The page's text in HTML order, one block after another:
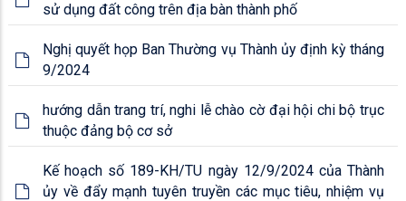
sử dụng đất công trên địa bàn thành phố
Nghị quyết họp Ban Thường vụ Thành ủy định kỳ tháng
9/2024
hướng dẫn trang trí, nghi lễ chào cờ đại hội chi bộ trục
thuộc đảng bộ cơ sở
Kế hoạch số 189-KH/TU ngày 12/9/2024 của Thành
ủy về đẩy mạnh tuyên truyền các mục tiêu, nhiệm vụ